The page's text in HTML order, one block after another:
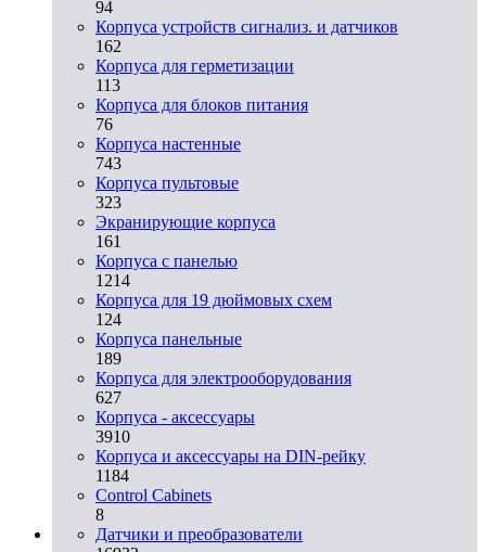
94
Корпуса устройств сигнализ. и датчиков
162
Корпуса для герметизации
113
Корпуса для блоков питания
76
Корпуса настенные
743
Корпуса пультовые
323
Экранирующие корпуса
161
Корпуса с панелью
1214
Корпуса для 19 дюймовых схем
124
Корпуса панельные
189
Корпуса для электрооборудования
627
Корпуса - аксессуары
3910
Корпуса и аксессуары на DIN-рейку
1184
Control Cabinets
8
Датчики и преобразователи